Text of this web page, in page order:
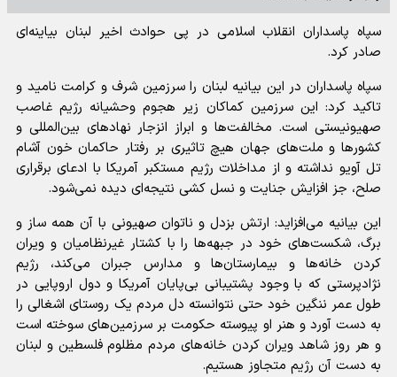
سپاه پاسداران انقلاب اسلامی در پی حوادث اخیر لبنان بیاینه‌ای
صادر کرد.
سپاه پاسداران در این بیانیه لبنان را سرزمین شرف و کرامت نامید و
تاکید کرد: این سرزمین کماکان زیر هجوم وحشیانه رژیم غاصب
صهیونیستی است. مخالفت‌ها و ابراز انزجار نهاد‌های بین‌المللی و
کشور‌ها و ملت‌های جهان هیچ تاثیری بر رفتار حاکمان خون آشام
تل آویو نداشته و از مداخلات رژیم مستکبر آمریکا با ادعای برقراری
صلح، جز افزایش جنایت و نسل کشی نتیجه‌ای دیده نمی‌شود.
این بیانیه می‌افزاید: ارتش بزدل و ناتوان صهیونی با آن همه ساز و
برگ، شکست‌های خود در جبهه‌ها را با کشتار غیرنظامیان و ویران
کردن خانه‌ها و بیمارستان‌ها و مدارس جبران می‌کند، رژیم
نژادپرستی که با وجود پشتیبانی بی‌پایان آمریکا و دول اروپایی در
طول عمر ننگین خود حتی نتوانسته دل مردم یک روستای اشغالی را
به دست آورد و هنر او پیوسته حکومت بر سرزمین‌های سوخته است
و هر روز شاهد ویران کردن خانه‌های مردم مظلوم فلسطین و لبنان
به دست آن رژیم متجاوز هستیم.